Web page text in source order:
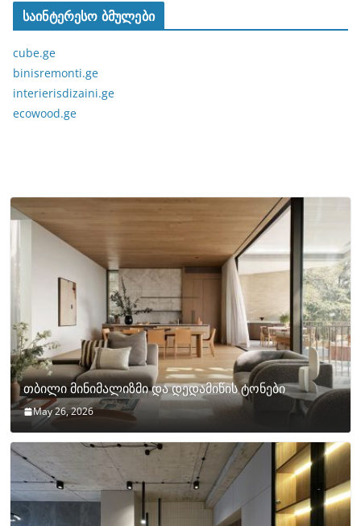
საინტერესო ბმულები
cube.ge
binisremonti.ge
interierisdizaini.ge
ecowood.ge
თბილი მინიმალიზმი და დედამიწის ტონები
May 26, 2026